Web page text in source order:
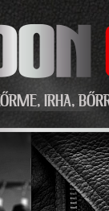
IRHA,